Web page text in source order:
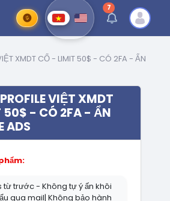
7thông báo chưa
XMDT CỔ - LIMIT 50$ - CÓ 2FA - ẨN
VIỆT XMDT
50$ - CÓ 2FA - ẨN
ADS
từ trước - Không tự ý ấn khôi
qua mail| Không bảo hành